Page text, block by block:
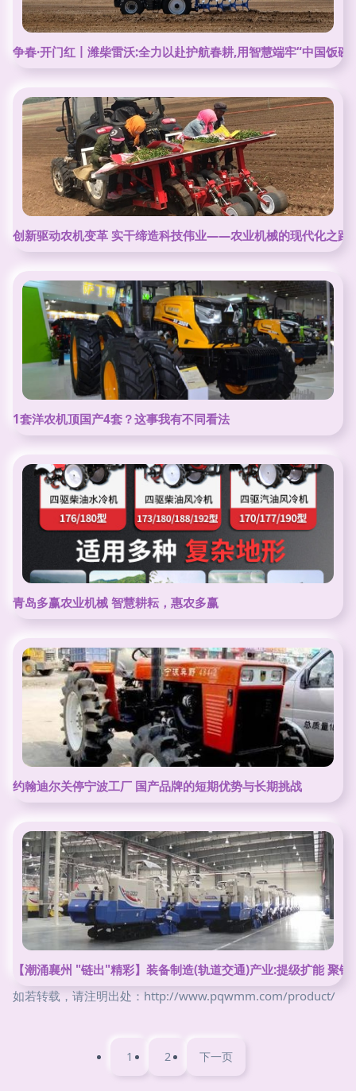
争春·开门红丨潍柴雷沃:全力以赴护航春耕,用智慧端牢“中国饭碗”
创新驱动农机变革 实干缔造科技伟业——农业机械的现代化之路
1套洋农机顶国产4套？这事我有不同看法
青岛多赢农业机械 智慧耕耘，惠农多赢
约翰迪尔关停宁波工厂 国产品牌的短期优势与长期挑战
【潮涌襄州 "链出"精彩】装备制造(轨道交通)产业:提级扩能 聚链
如若转载，请注明出处：http://www.pqwmm.com/product/
1 2 下一页